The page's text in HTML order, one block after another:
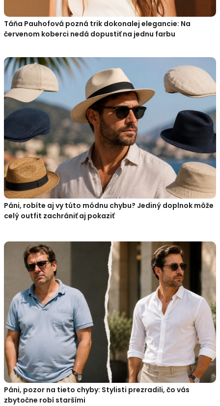
Táňa Pauhofová pozná trik dokonalej elegancie: Na
červenom koberci nedá dopustiť na jednu farbu
Páni, robíte aj vy túto módnu chybu? Jediný doplnok môže
celý outfit zachrániť aj pokaziť
Páni, pozor na tieto chyby: Stylisti prezradili, čo vás
zbytočne robí staršími